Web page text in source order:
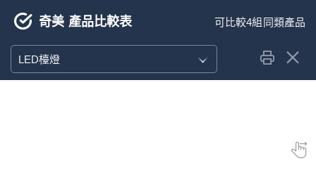
奇美 產品比較表
LED檯燈